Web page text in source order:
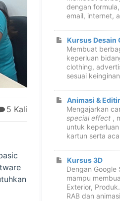
5 Kali
dengan
email, internet,
Kursus Desain
Membuat
keperluan
clothing,
sesuai
Animasi &
Mengajarkan
special effect ,
untuk
kartun serta
Kursus 3D
Dengan
mampu
Exterior,
RAB dan